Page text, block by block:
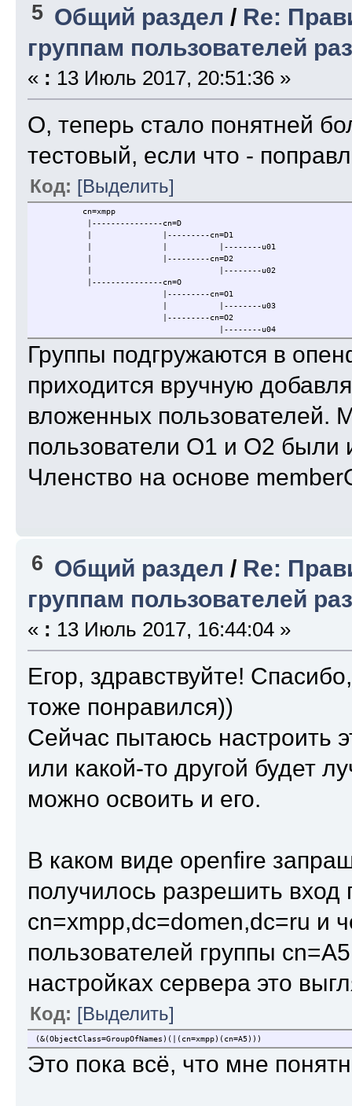
5 Общий раздел / Re:
группам пользователей
« : 13 Июль 2017, 20:51:36 »
О, теперь стало понятней
тестовый, если что -
Код: [Выделить]
cn=xmpp
|---------------cn=D
| |---------cn=D1
| | |--------u01
| |---------cn=D2
| |--------u02
|---------------cn=O
|---------cn=O1
| |--------u03
|---------cn=O2
|--------u04
Группы подгружаются в
приходится вручную
вложенных пользователей.
пользователи O1 и О2 были
Членство на основе
6 Общий раздел / Re:
группам пользователей
« : 13 Июль 2017, 16:44:04 »
Егор, здравствуйте!
тоже понравился))
Сейчас пытаюсь настроить
или какой-то другой будет
можно освоить и его.
В каком виде openfire
получилось разрешить вход
cn=xmpp,dc=domen,dc=ru и
пользователей группы
настройках сервера это
Код: [Выделить]
(&(ObjectClass=GroupOfNames)(|(cn=xmpp)(cn=A5)))
Это пока всё, что мне